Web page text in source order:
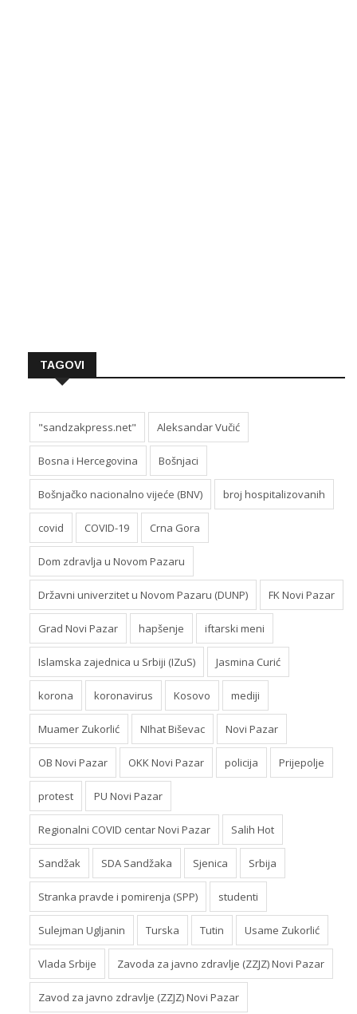
TAGOVI
"sandzakpress.net" Aleksandar Vučić
Bosna i Hercegovina Bošnjaci
Bošnjačko nacionalno vijeće (BNV) broj hospitalizovanih
covid COVID-19 Crna Gora
Dom zdravlja u Novom Pazaru
Državni univerzitet u Novom Pazaru (DUNP) FK Novi Pazar
Grad Novi Pazar hapšenje iftarski meni
Islamska zajednica u Srbiji (IZuS) Jasmina Curić
korona koronavirus Kosovo mediji
Muamer Zukorlić NIhat Biševac Novi Pazar
OB Novi Pazar OKK Novi Pazar policija Prijepolje
protest PU Novi Pazar
Regionalni COVID centar Novi Pazar Salih Hot
Sandžak SDA Sandžaka Sjenica Srbija
Stranka pravde i pomirenja (SPP) studenti
Sulejman Ugljanin Turska Tutin Usame Zukorlić
Vlada Srbije Zavoda za javno zdravlje (ZZJZ) Novi Pazar
Zavod za javno zdravlje (ZZJZ) Novi Pazar